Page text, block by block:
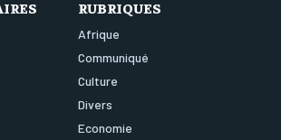
RUBRIQUES
Afrique
Communiqué
Culture
Divers
Economie